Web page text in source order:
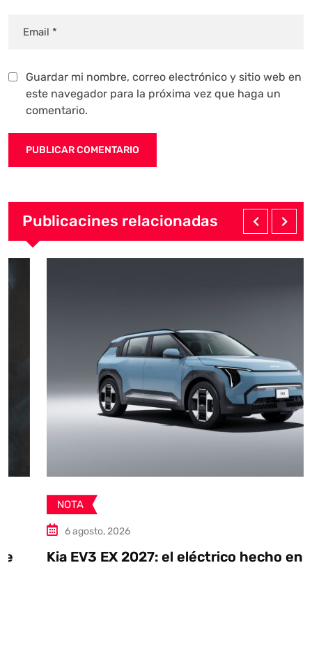
Guardar mi nombre, correo electrónico y sitio web en
este navegador para la próxima vez que haga un
comentario.
Publicacines relacionadas
6 agosto, 2026
Kia EV3 EX 2027: el eléctrico hecho en